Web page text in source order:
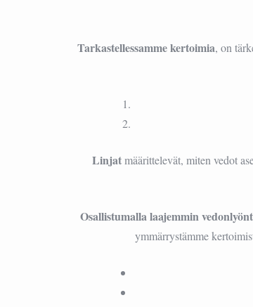
Tarkastellessamme kertoimia, on
Linjatmäärittelevät, miten vedot
Osallistumalla laajemmin
ymmärrystämme